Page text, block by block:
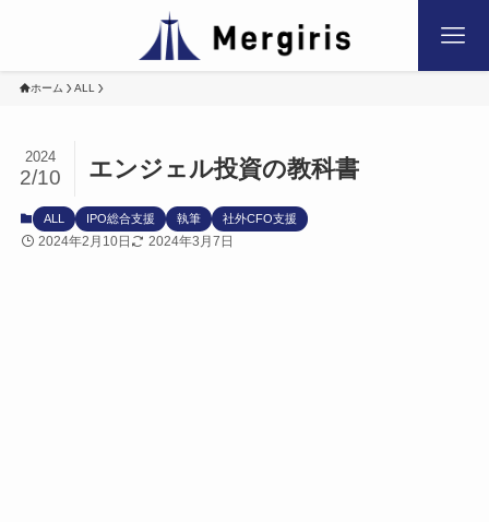
ホーム ALL
エンジェル投資の教科書
2024
2/10
ALL IPO総合支援 執筆 社外CFO支援
2024年2月10日 2024年3月7日